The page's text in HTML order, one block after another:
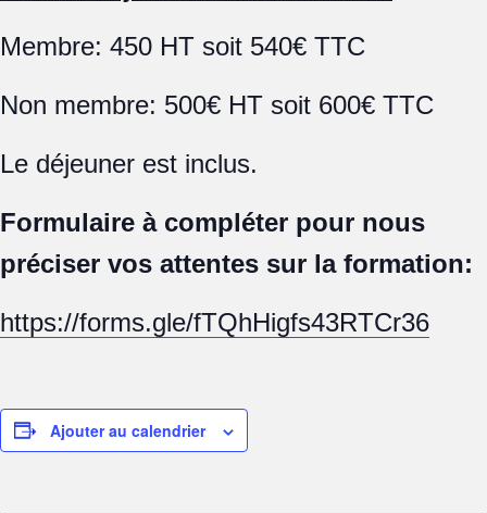
Membre: 450 HT soit 540€ TTC
Non membre: 500€ HT soit 600€ TTC
Le déjeuner est inclus.
Formulaire à compléter pour nous
préciser vos attentes sur la formation:
https://forms.gle/fTQhHigfs43RTCr36
Ajouter au calendrier